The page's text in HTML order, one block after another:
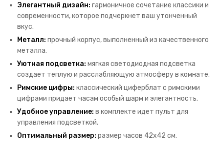
Элегантный дизайн: гармоничное сочетание классики и
современности, которое подчеркнет ваш утонченный
вкус.
Металл: прочный корпус, выполненный из качественного
металла.
Уютная подсветка: мягкая светодиодная подсветка
создает теплую и расслабляющую атмосферу в комнате.
Римские цифры: классический циферблат с римскими
цифрами придает часам особый шарм и элегантность.
Удобное управление: в комплекте идет пульт для
управления подсветкой.
Оптимальный размер: размер часов 42х42 см.